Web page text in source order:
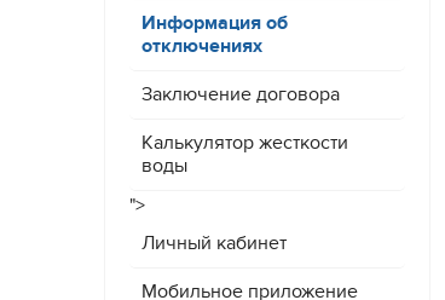
Информация об
отключениях
Заключение договора
Калькулятор жесткости
воды
">
Личный кабинет
Мобильное приложение